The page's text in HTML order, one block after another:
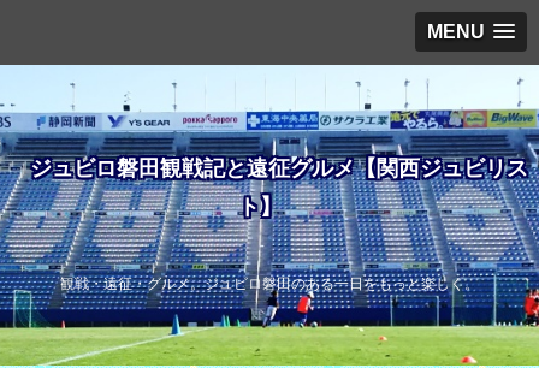
MENU
ジュビロ磐田観戦記と遠征グルメ【関西ジュビリス
ト】
観戦・遠征・グルメ。ジュビロ磐田のある一日をもっと楽しく。